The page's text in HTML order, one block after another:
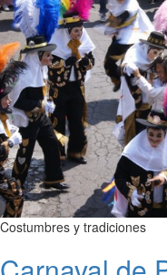
Costumbres y tradiciones